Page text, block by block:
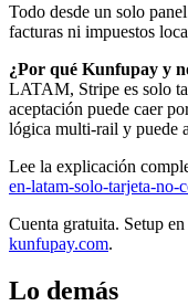
Todo desde un solo
facturas ni impuestos
¿Por qué Kunfupay y
LATAM, Stripe es solo
aceptación puede caer
lógica multi-rail y puede
Lee la explicación
en-latam-solo-tarjeta-no-
Cuenta gratuita. Setup
kunfupay.com.
Lo demás